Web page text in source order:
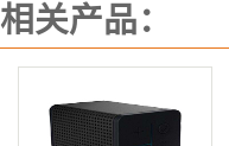
相关产品：